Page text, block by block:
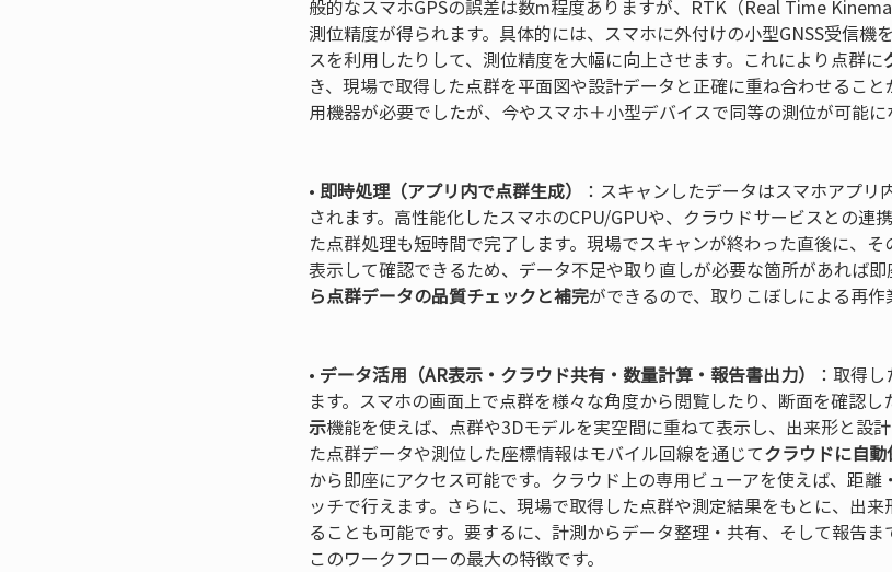
般的なスマホGPSの誤差は数m程度ありますが、RTK（Real Time
測位精度が得られます。具体的には、スマホに外付けの小型GNSS受信機
スを利用したりして、測位精度を大幅に向上させます。これにより点群に
き、現場で取得した点群を平面図や設計データと正確に重ね合わせるこ
用機器が必要でしたが、今やスマホ＋小型デバイスで同等の測位が可能に
• 即時処理（アプリ内で点群生成）
：スキャンしたデータはスマホアプ
されます。高性能化したスマホのCPU/GPUや、クラウドサービスとの連
た点群処理も短時間で完了します。現場でスキャンが終わった直後に、
表示して確認できるため、データ不足や取り直しが必要な箇所があれば即
ら点群データの品質チェックと補完ができるので、取りこぼしによる再作
• データ活用（AR表示・クラウド共有・数量計算・報告書出力）
：取得
ます。スマホの画面上で点群を様々な角度から閲覧したり、断面を確認し
示機能を使えば、点群や3Dモデルを実空間に重ねて表示し、出来形と設
た点群データや測位した座標情報はモバイル回線を通じてクラウドに自動
から即座にアクセス可能です。クラウド上の専用ビューアを使えば、距離
ッチで行えます。さらに、現場で取得した点群や測定結果をもとに、出
ることも可能です。要するに、計測からデータ整理・共有、そして報告
このワークフローの最大の特徴です。